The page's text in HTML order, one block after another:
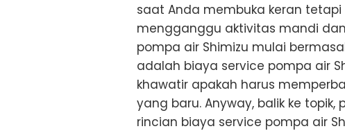
saat Anda membuka keran tetapi
mengganggu aktivitas mandi
pompa air Shimizu mulai
adalah biaya service pompa air
khawatir apakah harus
yang baru. Anyway, balik ke
rincian biaya service pompa air